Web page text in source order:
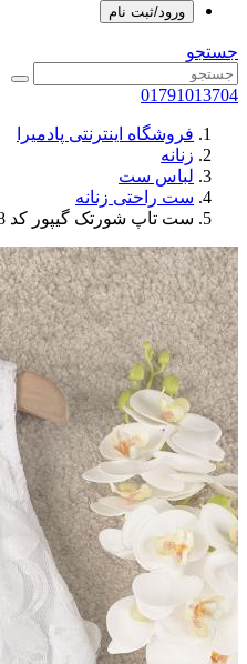
ورود/ثبت نام
جستجو
01791013704
فروشگاه اینترنتی پادمیرا
زنانه
لباس ست
ست راحتی زنانه
ست تاپ شورتک گیپور کد 29758